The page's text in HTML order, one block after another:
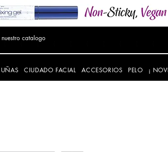
UÑAS CIUDADO FACIAL ACCESORIOS PELO ¡